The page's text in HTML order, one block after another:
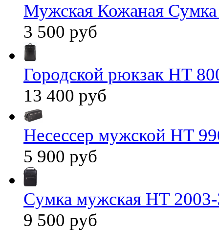
Мужская Кожаная
3 500 руб
Городской рюкзак HT
13 400 руб
Несессер мужской HT
5 900 руб
Сумка мужская HT
9 500 руб